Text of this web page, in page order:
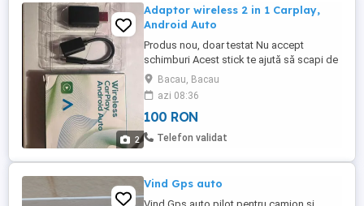
2
Adaptor wireless 2 in 1 Carplay,
Android Auto
Produs nou, doar testat Nu accept
schimburi Acest stick te ajută să scapi de
cabluri, se folosește pentru a-ți conecta
telefonul la navigația mașinii (Carplay sau
Android Auto) prin wifi A fost testat pe
Sandero, dar la cumpărare se poate face
probă direct pe mașina clientului pentru a
Bacau, Bacau
azi 08:36
100 RON
Telefon validat
Vind Gps auto